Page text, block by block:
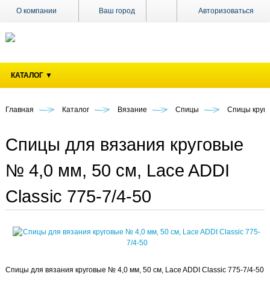
Ваш город Авторизоваться
О компании
Поставщикам
магазины
Акции
Контакты
КАТАЛОГ ▼
Главная Каталог Вязание Спицы Спицы
Спицы для вязания круговые
№ 4,0 мм, 50 см, Lace ADDI
Classic 775-7/4-50
Спицы для вязания круговые № 4,0 мм, 50 см, Lace ADDI Classic 775-7/4-50